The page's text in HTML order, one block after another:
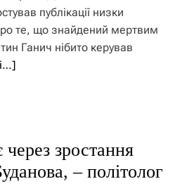
публікації низки
те, що знайдений мертвим
Ганич нібито керував
зростання
– політолог